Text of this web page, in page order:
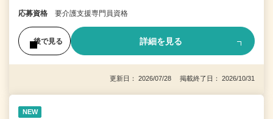
応募資格 要介護支援専門員資格
後で見る 詳細を見る
更新日： 2026/07/28 掲載終了日： 2026/10/31
NEW